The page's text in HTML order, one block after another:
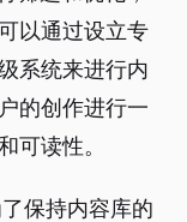
以通过设立专
系统来进行内
的创作进行一
可读性。
保持内容库的